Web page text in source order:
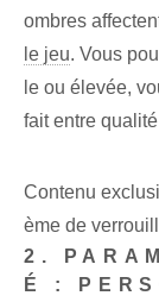
ombres
le jeu. Vous
le ou élevée,
fait entre
Contenu
ème de
2.
É :